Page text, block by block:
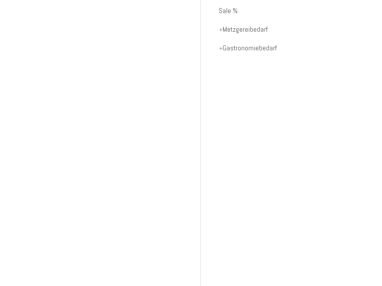
Produktname:
Sale %
Metzgereibedarf
Gastronomiebedarf